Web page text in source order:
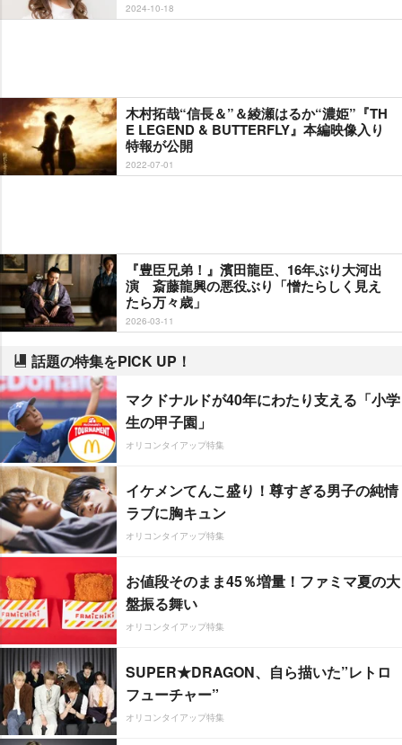
2024-10-18
木村拓哉“信長＆”＆綾瀬はるか“濃姫”『TH
E LEGEND & BUTTERFLY』本編映像入り
特報が公開
2022-07-01
『豊臣兄弟！』濱田龍臣、16年ぶり大河出
演 斎藤龍興の悪役ぶり「憎たらしく見え
たら万々歳」
2026-03-11
話題の特集をPICK UP！
マクドナルドが40年にわたり支える「小学
生の甲子園」
オリコンタイアップ特集
イケメンてんこ盛り！尊すぎる男子の純情
ラブに胸キュン
オリコンタイアップ特集
お値段そのまま45％増量！ファミマ夏の大
盤振る舞い
オリコンタイアップ特集
SUPER★DRAGON、自ら描いた”レトロ
フューチャー”
オリコンタイアップ特集